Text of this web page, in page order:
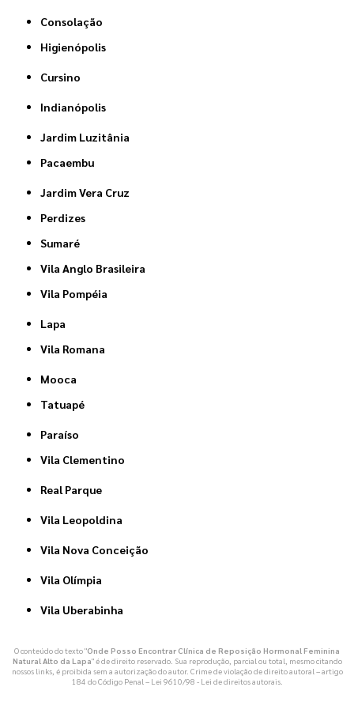
Consolação
Higienópolis
Cursino
Indianópolis
Jardim Luzitânia
Pacaembu
Jardim Vera Cruz
Perdizes
Sumaré
Vila Anglo Brasileira
Vila Pompéia
Lapa
Vila Romana
Mooca
Tatuapé
Paraíso
Vila Clementino
Real Parque
Vila Leopoldina
Vila Nova Conceição
Vila Olímpia
Vila Uberabinha
O conteúdo do texto "Onde Posso Encontrar Clínica de Reposição Hormonal Feminina
Natural Alto da Lapa" é de direito reservado. Sua reprodução, parcial ou total, mesmo citando
nossos links, é proibida sem a autorização do autor. Crime de violação de direito autoral – artigo
184 do Código Penal – Lei 9610/98 - Lei de direitos autorais.